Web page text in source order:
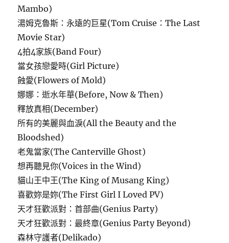
Mambo)
湯姆克魯斯：永遠的巨星(Tom Cruise：The Last
Movie Star)
4拍4家族(Band Four)
當女孩戀愛時(Girl Picture)
蝕愛(Flowers of Mold)
娜娜：逝水年華(Before, Now & Then)
釋放真相(December)
所有的美麗與血淚(All the Beauty and the
Bloodshed)
老鬼當家(The Canterville Ghost)
想再聽見你(Voices in the Wind)
貓山王中王(The King of Musang King)
喜歡妳是妳(The First Girl I Loved PV)
天才狂歡派對：首部曲(Genius Party)
天才狂歡派對：最終章(Genius Party Beyond)
森林守護者(Delikado)